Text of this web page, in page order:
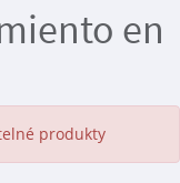
en
produkty